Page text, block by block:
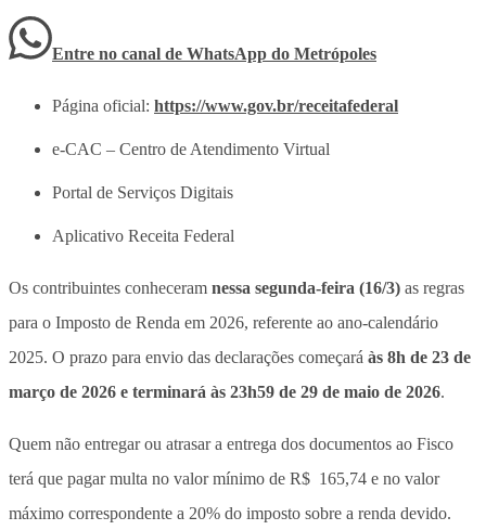
Entre no canal de WhatsApp do Metrópoles
Página oficial: https://www.gov.br/receitafederal
e-CAC – Centro de Atendimento Virtual
Portal de Serviços Digitais
Aplicativo Receita Federal
Os contribuintes conheceram nessa segunda-feira (16/3) as regras
para o Imposto de Renda em 2026, referente ao ano-calendário
2025. O prazo para envio das declarações começará às 8h de 23 de
março de 2026 e terminará às 23h59 de 29 de maio de 2026.
Quem não entregar ou atrasar a entrega dos documentos ao Fisco
terá que pagar multa no valor mínimo de R$ 165,74 e no valor
máximo correspondente a 20% do imposto sobre a renda devido.